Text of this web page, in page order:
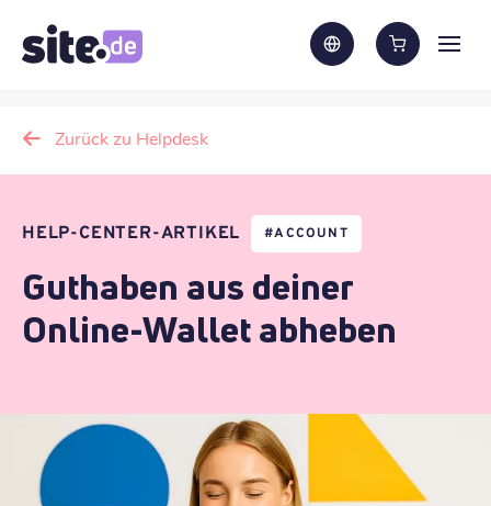
Zurück zu Helpdesk
HELP-CENTER-ARTIKEL #ACCOUNT
Guthaben aus deiner
Online-Wallet abheben